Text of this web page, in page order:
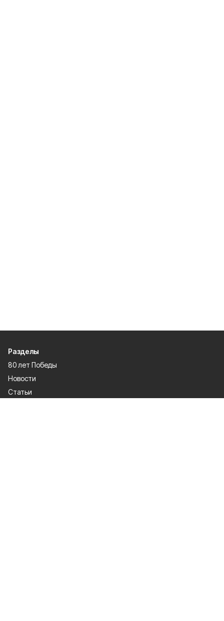
Разделы
80 лет Победы
Новости
Статьи